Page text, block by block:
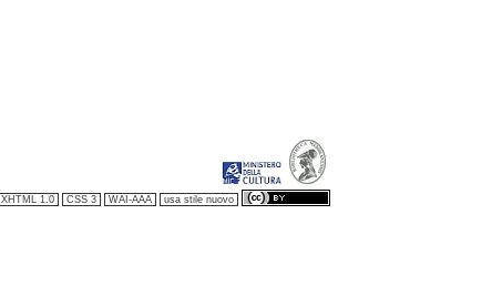
XHTML 1.0 CSS 3 WAI-AAA usa stile nuovo